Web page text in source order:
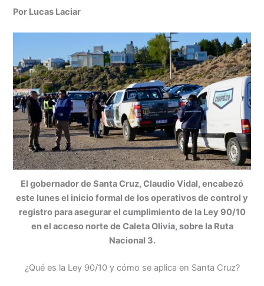
Por Lucas Laciar
El gobernador de Santa Cruz, Claudio Vidal, encabezó
este lunes el inicio formal de los operativos de control y
registro para asegurar el cumplimiento de la Ley 90/10
en el acceso norte de Caleta Olivia, sobre la Ruta
Nacional 3.
¿Qué es la Ley 90/10 y cómo se aplica en Santa Cruz?